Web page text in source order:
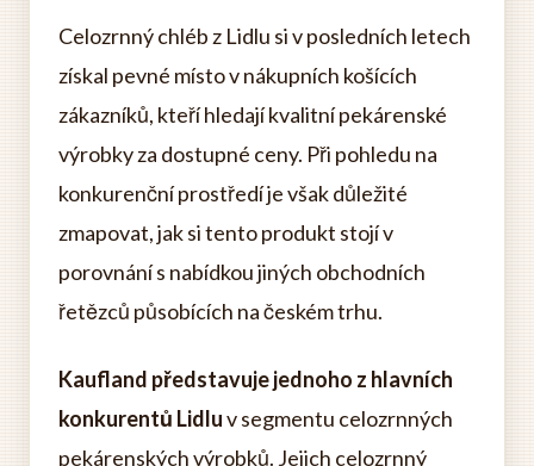
Celozrnný chléb z Lidlu si v posledních letech
získal pevné místo v nákupních košících
zákazníků, kteří hledají kvalitní pekárenské
výrobky za dostupné ceny. Při pohledu na
konkurenční prostředí je však důležité
zmapovat, jak si tento produkt stojí v
porovnání s nabídkou jiných obchodních
řetězců působících na českém trhu.
Kaufland představuje jednoho z hlavních
konkurentů Lidluv segmentu celozrnných
pekárenských výrobků. Jejich celozrnný